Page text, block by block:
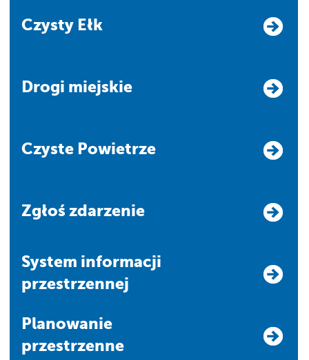
Czysty Ełk
Drogi miejskie
Czyste Powietrze
Zgłoś zdarzenie
system informacji
przestrzennej
Planowanie
przestrzenne